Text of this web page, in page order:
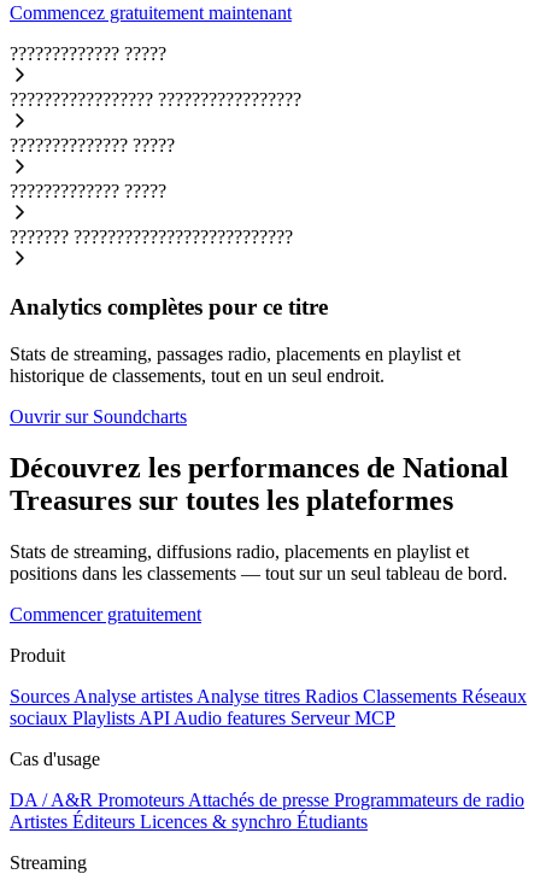
Commencez gratuitement maintenant
????????????? ?????
????????????????? ?????????????????
?????????????? ?????
????????????? ?????
??????? ??????????????????????????
Analytics complètes pour ce titre
Stats de streaming, passages radio, placements en playlist et
historique de classements, tout en un seul endroit.
Ouvrir sur Soundcharts
Découvrez les performances de National
Treasures sur toutes les plateformes
Stats de streaming, diffusions radio, placements en playlist et
positions dans les classements — tout sur un seul tableau de bord.
Commencer gratuitement
Produit
Sources Analyse artistes Analyse titres Radios Classements Réseaux
sociaux Playlists API Audio features Serveur MCP
Cas d'usage
DA / A&R Promoteurs Attachés de presse Programmateurs de radio
Artistes Éditeurs Licences & synchro Étudiants
Streaming